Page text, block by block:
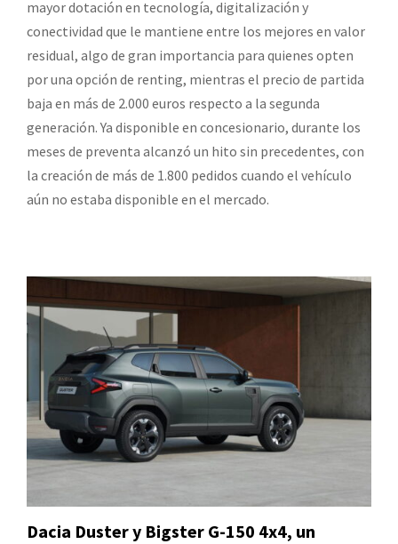
mayor dotación en tecnología, digitalización y
conectividad que le mantiene entre los mejores en valor
residual, algo de gran importancia para quienes opten
por una opción de renting, mientras el precio de partida
baja en más de 2.000 euros respecto a la segunda
generación. Ya disponible en concesionario, durante los
meses de preventa alcanzó un hito sin precedentes, con
la creación de más de 1.800 pedidos cuando el vehículo
aún no estaba disponible en el mercado.
Dacia Duster y Bigster G-150 4x4, un